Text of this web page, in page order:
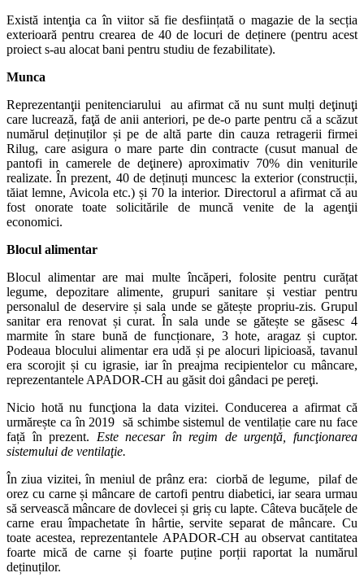
Există intenţia ca în viitor să fie desființată o magazie de la secția
exterioară pentru crearea de 40 de locuri de deținere (pentru acest
proiect s-au alocat bani pentru studiu de fezabilitate).
Munca
Reprezentanţii penitenciarului au afirmat că nu sunt mulți deţinuţi
care lucrează, faţă de anii anteriori, pe de-o parte pentru că a scăzut
numărul deținuților și pe de altă parte din cauza retragerii firmei
Rilug, care asigura o mare parte din contracte (cusut manual de
pantofi in camerele de deţinere) aproximativ 70% din veniturile
realizate. În prezent, 40 de deținuți muncesc la exterior (construcții,
tăiat lemne, Avicola etc.) și 70 la interior. Directorul a afirmat că au
fost onorate toate solicitările de muncă venite de la agenţii
economici.
Blocul alimentar
Blocul alimentar are mai multe încăperi, folosite pentru curățat
legume, depozitare alimente, grupuri sanitare și vestiar pentru
personalul de deservire și sala unde se gătește propriu-zis. Grupul
sanitar era renovat și curat. În sala unde se gătește se găsesc 4
marmite în stare bună de funcționare, 3 hote, aragaz și cuptor.
Podeaua blocului alimentar era udă și pe alocuri lipicioasă, tavanul
era scorojit și cu igrasie, iar în preajma recipientelor cu mâncare,
reprezentantele APADOR-CH au găsit doi gândaci pe pereţi.
Nicio hotă nu funcţiona la data vizitei. Conducerea a afirmat că
urmărește ca în 2019 să schimbe sistemul de ventilație care nu face
față în prezent. Este necesar în regim de urgenţă, funcţionarea
sistemului de ventilaţie.
În ziua vizitei, în meniul de prânz era: ciorbă de legume, pilaf de
orez cu carne și mâncare de cartofi pentru diabetici, iar seara urmau
să servească mâncare de dovlecei și griș cu lapte. Câteva bucățele de
carne erau împachetate în hârtie, servite separat de mâncare. Cu
toate acestea, reprezentantele APADOR-CH au observat cantitatea
foarte mică de carne și foarte puține porții raportat la numărul
deținuților.